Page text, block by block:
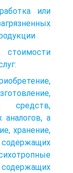
или
средств,
а
хранение,